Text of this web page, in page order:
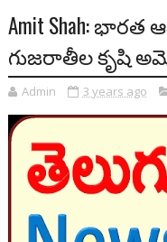
Amit Shah: భారత
గుజరాతీల కృషి
Admin 3 years ago